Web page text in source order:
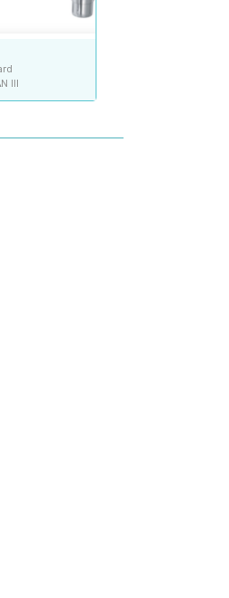
III